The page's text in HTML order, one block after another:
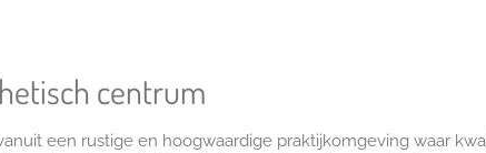
centrum
een rustige en hoogwaardige praktijkomgeving waar